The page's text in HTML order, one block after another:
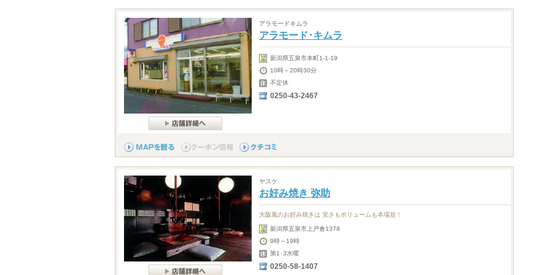
アラモードキムラ
アラモード･キムラ
新潟県五泉市本町1-1-19
10時～20時30分
不定休
0250-43-2467
ヤスケ
お好み焼き 弥助
大阪風のお好み焼きは 安さもボリュームも本場並！
新潟県五泉市上戸倉1378
9時～19時
第1･3水曜
0250-58-1407